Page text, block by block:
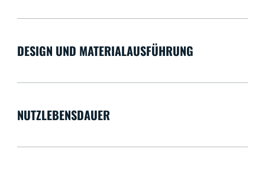
DESIGN UND MATERIALAUSFÜHRUNG
NUTZLEBENSDAUER